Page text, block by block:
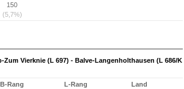
150
(5,7%)
Zum Vierknie (L 697) - Balve-Langenholthausen (L 686/K
B-Rang
L-Rang
Land